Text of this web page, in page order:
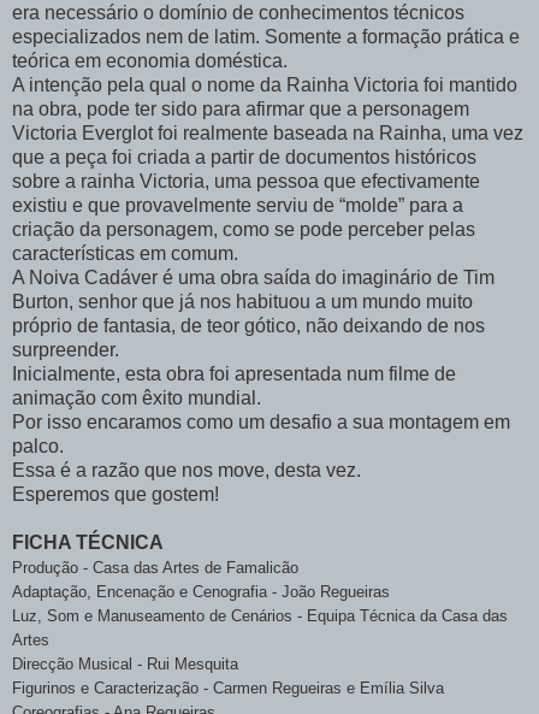
era necessário o domínio de conhecimentos técnicos
especializados nem de latim. Somente a formação prática e
teórica em economia doméstica.
A intenção pela qual o nome da Rainha Victoria foi mantido
na obra, pode ter sido para afirmar que a personagem
Victoria Everglot foi realmente baseada na Rainha, uma vez
que a peça foi criada a partir de documentos históricos
sobre a rainha Victoria, uma pessoa que efectivamente
existiu e que provavelmente serviu de “molde” para a
criação da personagem, como se pode perceber pelas
características em comum.
A Noiva Cadáver é uma obra saída do imaginário de Tim
Burton, senhor que já nos habituou a um mundo muito
próprio de fantasia, de teor gótico, não deixando de nos
surpreender.
Inicialmente, esta obra foi apresentada num filme de
animação com êxito mundial.
Por isso encaramos como um desafio a sua montagem em
palco.
Essa é a razão que nos move, desta vez.
Esperemos que gostem!
FICHA TÉCNICA
Produção - Casa das Artes de Famalicão
Adaptação, Encenação e Cenografia - João Regueiras
Luz, Som e Manuseamento de Cenários - Equipa Técnica da Casa das
Artes
Direcção Musical - Rui Mesquita
Figurinos e Caracterização - Carmen Regueiras e Emília Silva